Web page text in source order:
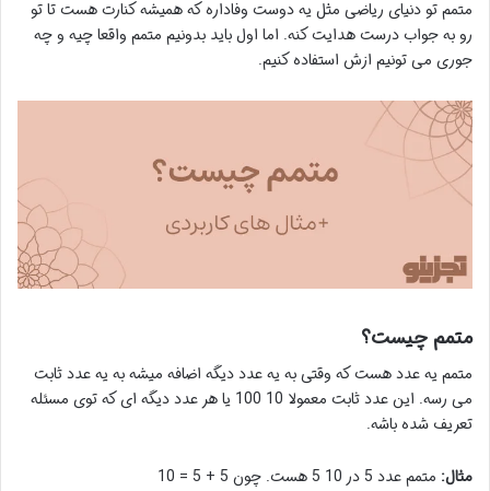
متمم تو دنیای ریاضی مثل یه دوست وفاداره که همیشه کنارت هست تا تو
رو به جواب درست هدایت کنه. اما اول باید بدونیم متمم واقعا چیه و چه
جوری می تونیم ازش استفاده کنیم.
متمم چیست؟
متمم یه عدد هست که وقتی به یه عدد دیگه اضافه میشه به یه عدد ثابت
می رسه. این عدد ثابت معمولا 10 100 یا هر عدد دیگه ای که توی مسئله
تعریف شده باشه.
مثال: متمم عدد 5 در 10 5 هست. چون 5 + 5 = 10